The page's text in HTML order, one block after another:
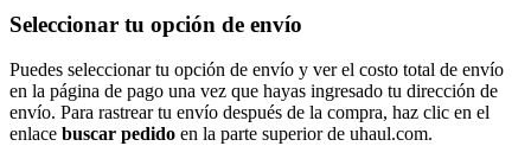
Seleccionar tu opción de envío
Puedes seleccionar tu opción de envío y ver el costo total de envío
en la página de pago una vez que hayas ingresado tu dirección de
envío. Para rastrear tu envío después de la compra, haz clic en el
enlace buscar pedido​​​​​​​ en la parte superior de uhaul.com.